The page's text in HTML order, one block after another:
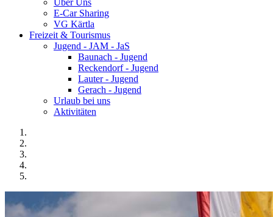
Über Uns
E-Car Sharing
VG Kärtla
Freizeit & Tourismus
Jugend - JAM - JaS
Baunach - Jugend
Reckendorf - Jugend
Lauter - Jugend
Gerach - Jugend
Urlaub bei uns
Aktivitäten